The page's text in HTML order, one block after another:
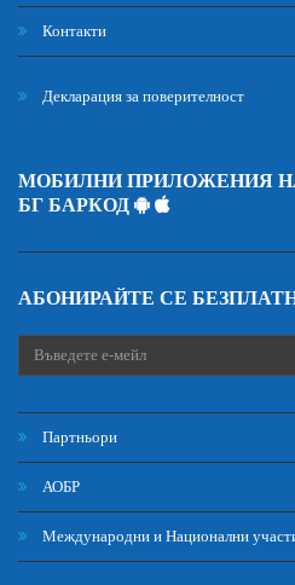
Контакти
Декларация за поверителност
МОБИЛНИ ПРИЛОЖЕНИЯ
БГ БАРКОД
АБОНИРАЙТЕ СЕ
Партньори
АОБР
Международни и Национални